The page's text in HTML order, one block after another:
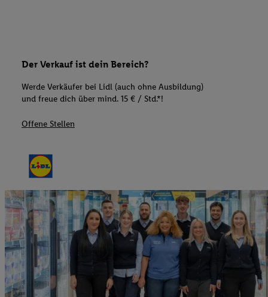
Der Verkauf ist dein Bereich?
Werde Verkäufer bei Lidl (auch ohne Ausbildung)
und freue dich über mind. 15 € / Std.*!
Offene Stellen